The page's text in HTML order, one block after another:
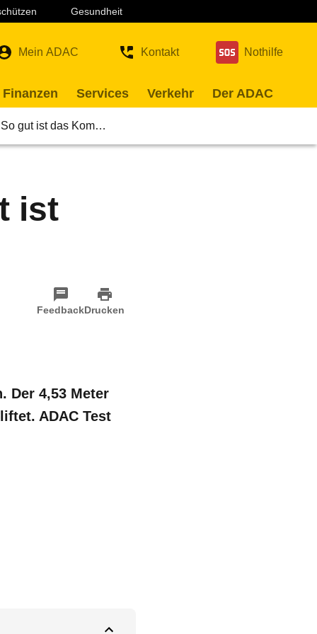
Gesundheit
Mein ADAC Kontakt Nothilfe
Services Verkehr Der ADAC
gut ist das Kom…
ist
FeedbackDrucken
Der 4,53 Meter
ADAC Test